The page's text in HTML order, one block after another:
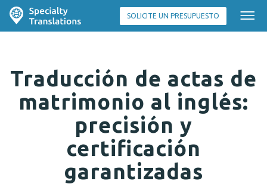
SOLICITE UN PRESUPUESTO
Traducción de actas de
matrimonio al inglés:
precisión y
certificación
garantizadas